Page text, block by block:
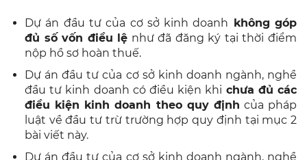
Dự án đầu tư của cơ sở kinh doanh không góp
đủ số vốn điều lệ như đã đăng ký tại thời điểm
nộp hồ sơ hoàn thuế.
Dự án đầu tư của cơ sở kinh doanh ngành, nghề
đầu tư kinh doanh có điều kiện khi chưa đủ các
điều kiện kinh doanh theo quy định của pháp
luật về đầu tư trừ trường hợp quy định tại mục 2
bài viết này.
Dự án đầu tư của cơ sở kinh doanh ngành, nghề